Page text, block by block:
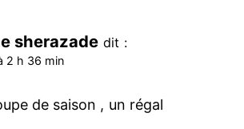
sherazade dit :
2 h 36 min
de saison , un régal